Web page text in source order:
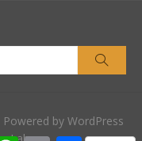
Powered by WordPress